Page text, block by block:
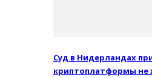
Суд в Нидерландах
криптоплатформы не